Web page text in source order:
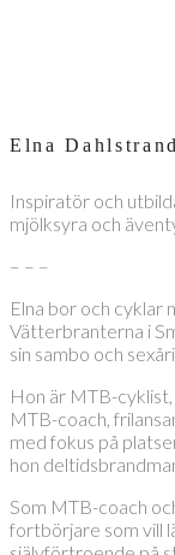
Elna Dahlstrand
Inspiratör och
mjölksyra och
– – –
Elna bor och
Vätterbranterna i
sin sambo och
Hon är MTB-
MTB-coach,
med fokus på
hon
Som MTB-coach
fortbörjare som vill